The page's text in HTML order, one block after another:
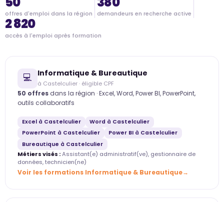
offres d'emploi dans la région demandeurs en recherche active
2 820
accès à l'emploi après formation
💻 Informatique & Bureautique
à Castelculier · éligible CPF
50 offres dans la région · Excel, Word, Power BI, PowerPoint,
outils collaboratifs
Excel à Castelculier
Word à Castelculier
PowerPoint à Castelculier
Power BI à Castelculier
Bureautique à Castelculier
Métiers visés :Assistant(e) administratif(ve), gestionnaire de
données, technicien(ne)
Voir les formations Informatique & Bureautique